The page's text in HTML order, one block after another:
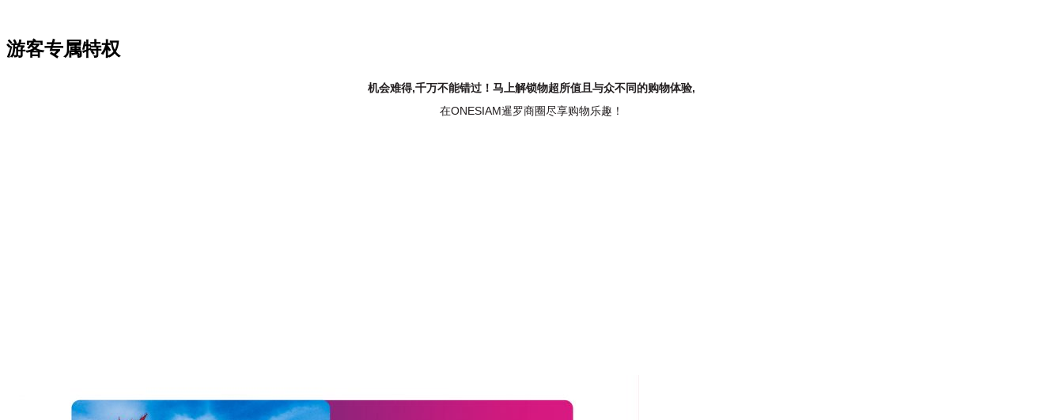
游客专属特权
机会难得,千万不能错过！马上解锁物超所值且与众不同的购物体验,
在ONESIAM暹罗商圈尽享购物乐趣！